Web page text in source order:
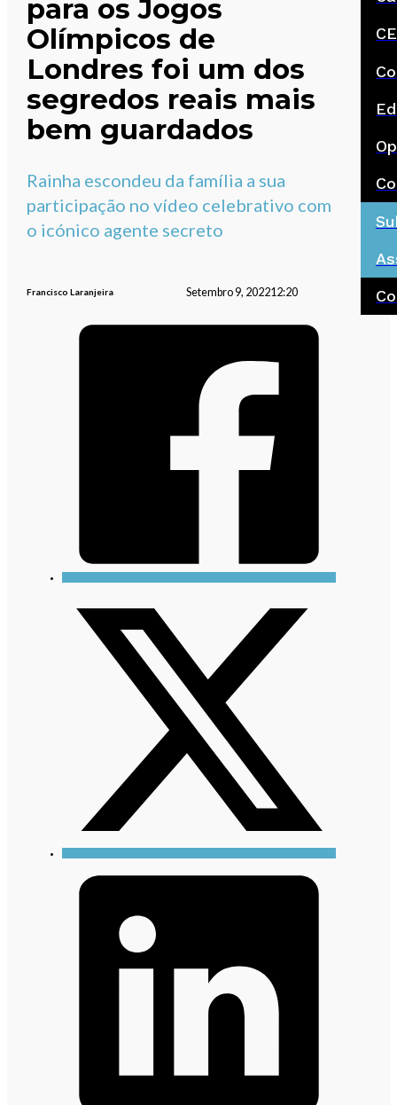
para os Jogos
Olímpicos de
Londres foi um dos
segredos reais mais
bem guardados
Rainha escondeu da família a sua
participação no vídeo celebrativo com
o icónico agente secreto
Francisco Laranjeira Setembro 9, 202212:20